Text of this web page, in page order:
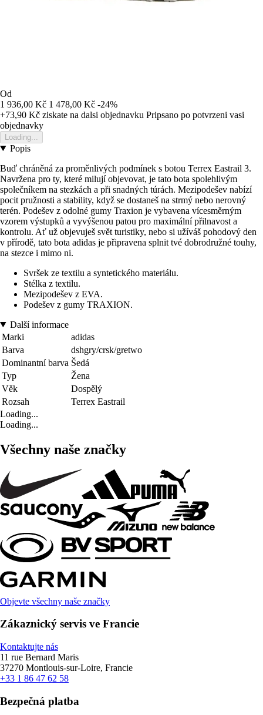
Od
1 936,00 Kč 1 478,00 Kč -24%
+73,90 Kč ziskate na dalsi objednavku Pripsano po potvrzeni vasi
objednavky
Loading...
Popis
Buď chráněná za proměnlivých podmínek s botou Terrex Eastrail 3.
Navržena pro ty, které milují objevovat, je tato bota spolehlivým
společníkem na stezkách a při snadných túrách. Mezipodešev nabízí
pocit pružnosti a stability, když se dostaneš na strmý nebo nerovný
terén. Podešev z odolné gumy Traxion je vybavena vícesměrným
vzorem výstupků a vyvýšenou patou pro maximální přilnavost a
kontrolu. Ať už objevuješ svět turistiky, nebo si užíváš pohodový den
v přírodě, tato bota adidas je připravena splnit tvé dobrodružné touhy,
na stezce i mimo ni.
Svršek ze textilu a syntetického materiálu.
Stélka z textilu.
Mezipodešev z EVA.
Podešev z gumy TRAXION.
Další informace
Marki
adidas
Barva
dshgry/crsk/gretwo
Dominantní barva Šedá
Typ
Žena
Věk
Dospělý
Rozsah
Terrex Eastrail
Loading...
Loading...
Všechny naše značky
Objevte všechny naše značky
Zákaznický servis ve Francie
Kontaktujte nás
11 rue Bernard Maris
37270 Montlouis-sur-Loire, Francie
+33 1 86 47 62 58
Bezpečná platba